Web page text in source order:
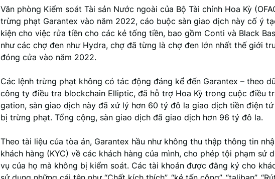
Văn phòng Kiểm soát Tài sản Nước ngoài của Bộ Tài chính Hoa Kỳ
trừng phạt Garantex vào năm 2022, cáo buộc sàn giao dịch này cố ý
kiện cho việc rửa tiền cho các kẻ tống tiền, bao gồm Conti và Black
như các chợ đen như Hydra, chợ đã từng là chợ đen lớn nhất thế giới
đóng cửa vào năm 2022.
Các lệnh trừng phạt không có tác động đáng kể đến Garantex – theo
công ty điều tra blockchain Elliptic, đã hỗ trợ Hoa Kỳ trong cuộc điều
gation, sàn giao dịch này đã xử lý hơn 60 tỷ đô la giao dịch tiền điện tử
bị trừng phạt. Tổng cộng, sàn giao dịch đã giao dịch hơn 96 tỷ đô la.
Theo tài liệu của tòa án, Garantex hầu như không thu thập thông tin
khách hàng (KYC) về các khách hàng của mình, cho phép tội phạm sử
vụ của họ mà không bị kiểm soát. Các tài khoản được đăng ký cho